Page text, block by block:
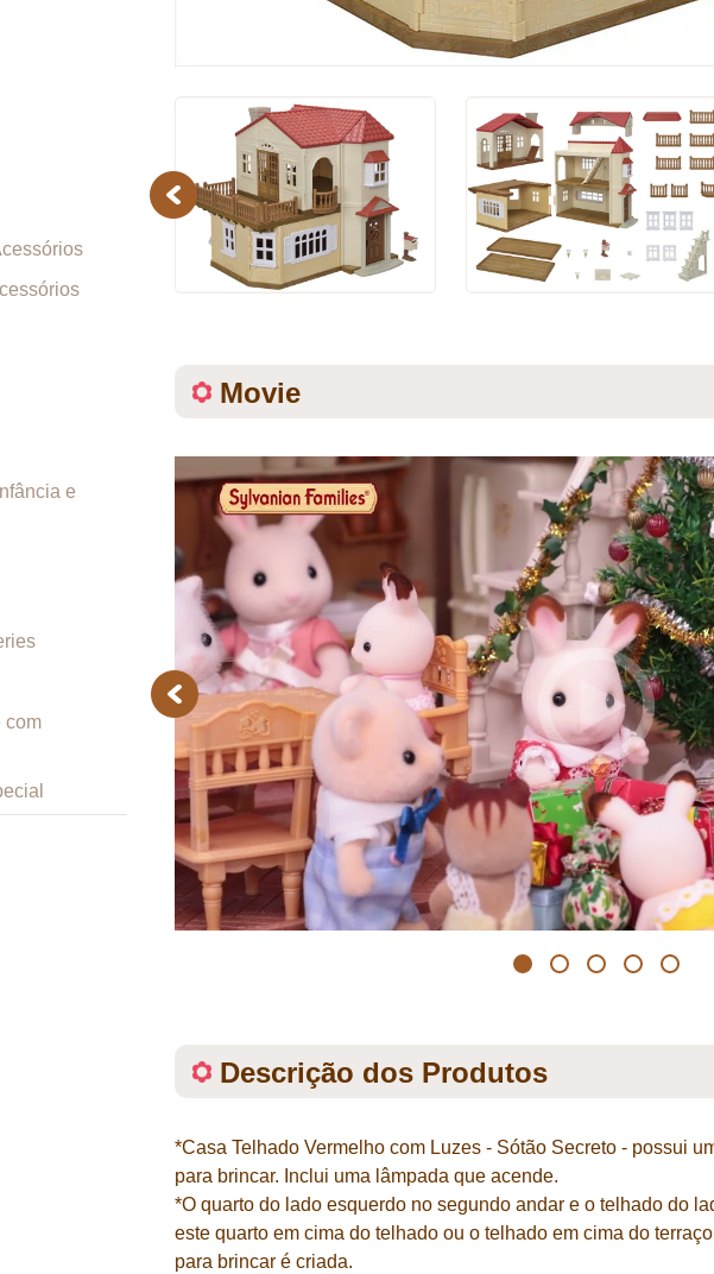
e
com
Previous
Movie
Previous
Descrição dos Produtos
*Casa Telhado Vermelho com Luzes - Sótão Secreto - possui
para brincar. Inclui uma lâmpada que acende.
*O quarto do lado esquerdo no segundo andar e o telhado do
este quarto em cima do telhado ou o telhado em cima do
para brincar é criada.